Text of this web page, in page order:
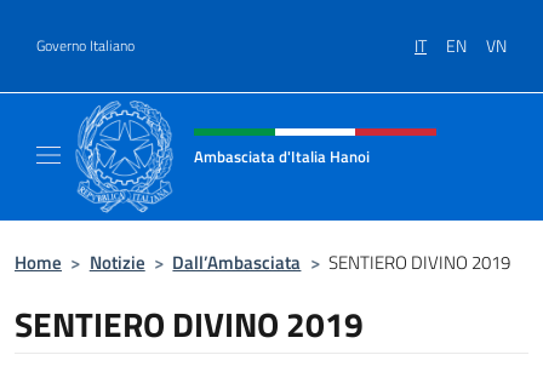
Governo Italiano IT EN VN
Intestazione sito, social e menù
Ambasciata d'Italia Hanoi
Home > Notizie > Dall’Ambasciata > SENTIERO DIVINO 2019
SENTIERO DIVINO 2019